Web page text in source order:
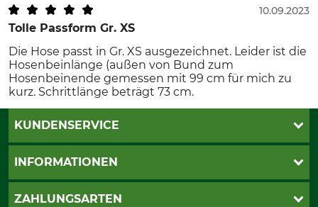
Tolle Passform Gr. XS
10.09.2023
Die Hose passt in Gr. XS ausgezeichnet. Leider ist die
Hosenbeinlänge (außen von Bund zum
Hosenbeinende gemessen mit 99 cm für mich zu
kurz. Schrittlänge beträgt 73 cm.
KUNDENSERVICE
Live-Shopping
INFORMATIONEN
AGB
ZAHLUNGSARTEN